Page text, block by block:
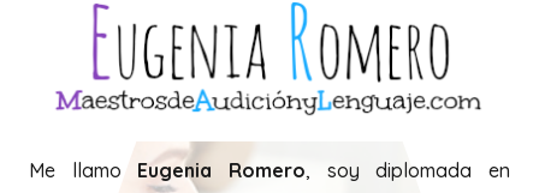
Me llamo Eugenia Romero, soy diplomada en